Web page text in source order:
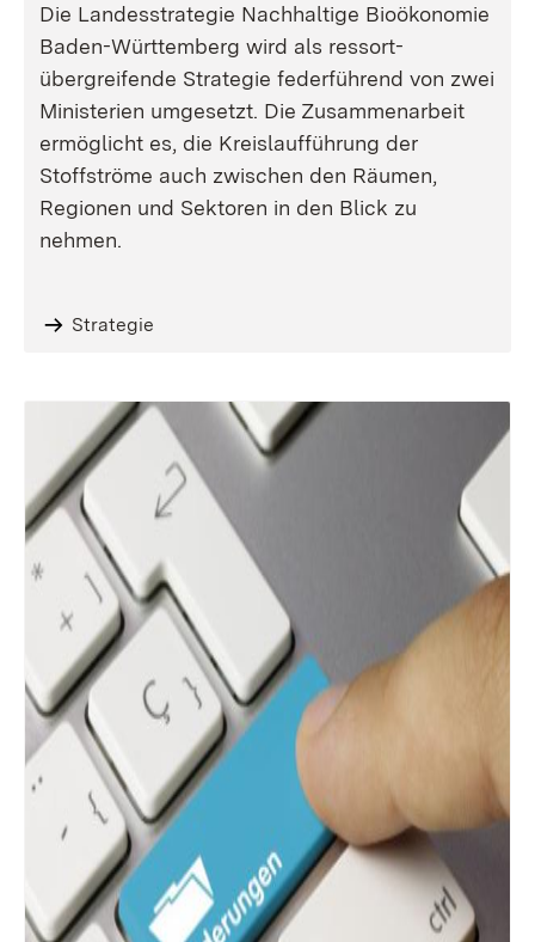
Die Landesstrategie Nachhaltige Bioökonomie
Baden-Württemberg wird als ressort-
übergreifende Strategie federführend von zwei
Ministerien umgesetzt. Die Zusammenarbeit
ermöglicht es, die Kreislaufführung der
Stoffströme auch zwischen den Räumen,
Regionen und Sektoren in den Blick zu
nehmen.
Strategie